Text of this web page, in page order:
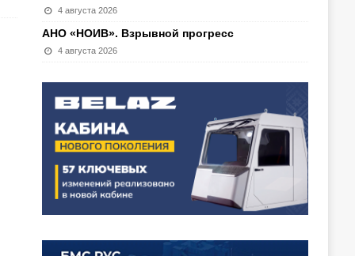
4 августа 2026
АНО «НОИВ». Взрывной прогресс
4 августа 2026